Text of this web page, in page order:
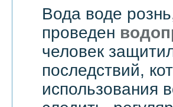
Вода воде
проведен
человек
последствий,
использования